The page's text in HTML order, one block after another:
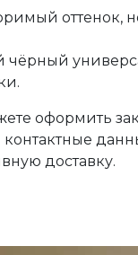
оттенок,
оформить
контактные
доставку.